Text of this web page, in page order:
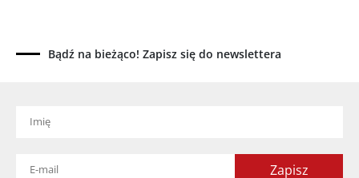
Rzepak hybrydowy: sposób na wyższą rentowność
01.08.2026
31.07.2026
Bądź na bieżąco! Zapisz się do newslettera